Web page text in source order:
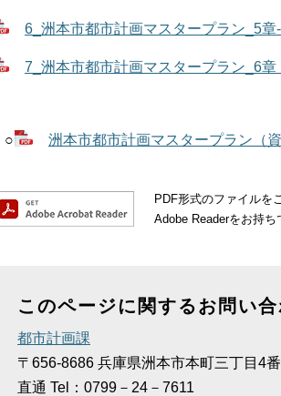
6_洲本市都市計画マスタープラン_5
7_洲本市都市計画マスタープラン_6
洲本市都市計画マスタープラン（
PDF形式のファイルを
Adobe Readerをお持ち
このページに関するお問い
都市計画課
〒656-8686 兵庫県洲本市本町三丁目4
直通 Tel：0799－24－7611